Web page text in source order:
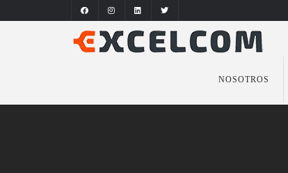
NOSOTROS